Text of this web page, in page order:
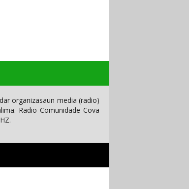
organizasaun media (radio)
Radio Comunidade Cova